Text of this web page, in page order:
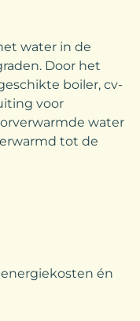
water in de
Door het
boiler, cv-
voor
water
tot de
én